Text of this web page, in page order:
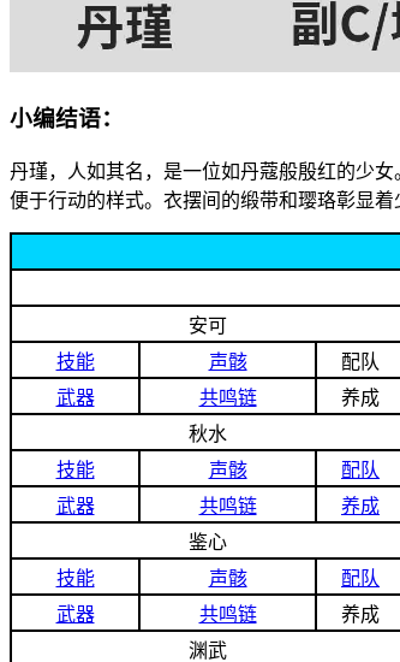
小编结语：
丹瑾，人如其名，是一位如丹蔻般殷红的少
便于行动的样式。衣摆间的缎带和璎珞彰显着
安可
技能
声骸 配队
武器
共鸣链 养成
秋水
技能
声骸 配队
武器
共鸣链 养成
鉴心
技能
声骸 配队
武器
共鸣链 养成
渊武